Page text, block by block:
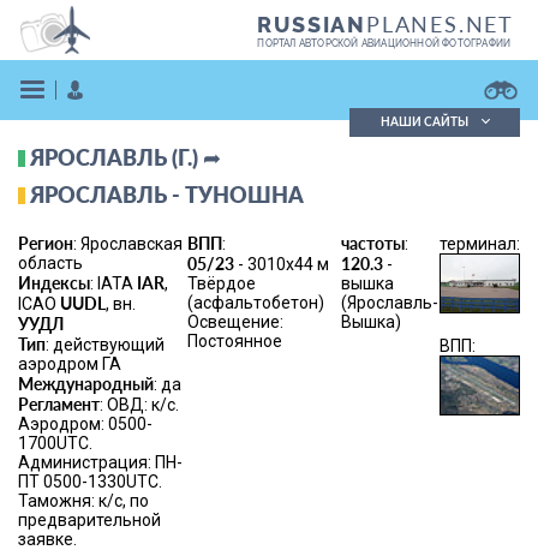
RUSSIANPLANES.NET
ПОРТАЛ АВТОРСКОЙ АВИАЦИОННОЙ ФОТОГРАФИИ
Поиск фотографий
Поиск в реестре
НАШИ САЙТЫ
ЯРОСЛАВЛЬ (Г.) ➦
ЯРОСЛАВЛЬ - ТУНОШНА
Регион: Ярославская
область
Индексы: IATA IAR,
ICAO UUDL , вн.
УУДЛ
Тип: действующий
аэродром ГА
Международный: да
Регламент: ОВД: к/с.
Аэродром: 0500-
1700UTC.
Администрация: ПН-
ПТ 0500-1330UTC.
Таможня: к/с, по
предварительной
заявке.
ВПП:
05/23 - 3010x44 м
Твёрдое
(асфальтобетон)
Освещение:
Постоянное
частоты:
120.3 -
вышка
(Ярославль-
Вышка)
терминал:
ВПП: